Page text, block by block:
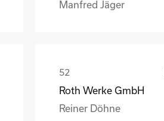
Manfred Jäger
Roth Werke GmbH
Reiner Döhne